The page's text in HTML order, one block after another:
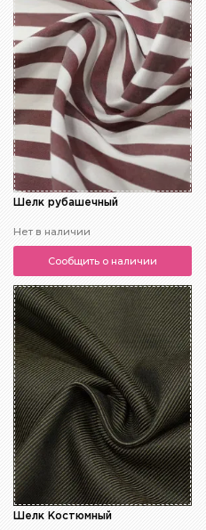
Шелк рубашечный
Нет в наличии
Сообщить о наличии
Шелк Костюмный